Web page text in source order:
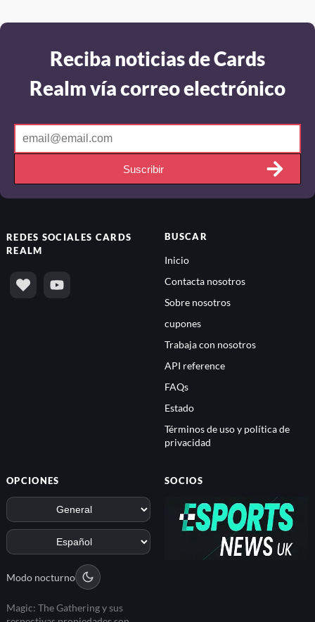
Reciba noticias de Cards
Realm vía correo electrónico
Suscribir
REDES SOCIALES CARDS
REALM
BUSCAR
Inicio
Contacta nosotros
Sobre nosotros
cupones
Trabaja con nosotros
API reference
FAQs
Estado
Términos de uso y política de
privacidad
OPCIONES
Modo nocturno
Magic: The Gathering y sus
SOCIOS